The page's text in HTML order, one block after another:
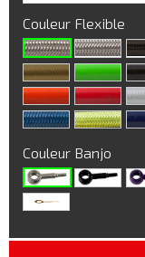
Couleur Flexible
Couleur Banjo